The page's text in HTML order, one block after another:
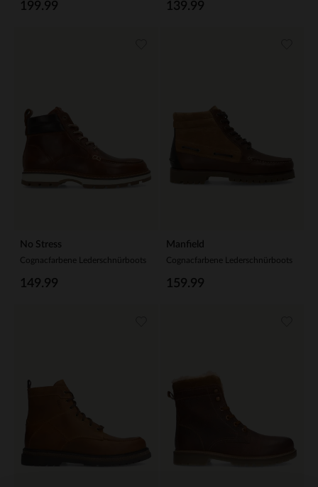
199.99 139.99
No Stress
Cognacfarbene Lederschnürboots
149.99
Manfield
Cognacfarbene Lederschnürboots
159.99